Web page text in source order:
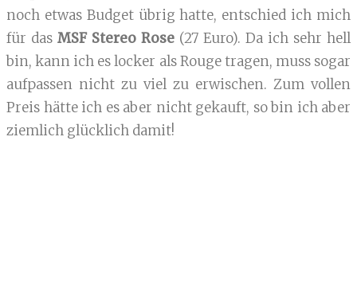
noch etwas Budget übrig hatte, entschied ich mich
für das MSF Stereo Rose (27 Euro). Da ich sehr hell
bin, kann ich es locker als Rouge tragen, muss sogar
aufpassen nicht zu viel zu erwischen. Zum vollen
Preis hätte ich es aber nicht gekauft, so bin ich aber
ziemlich glücklich damit!